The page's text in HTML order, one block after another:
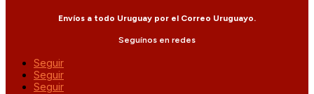
Envíos a todo Uruguay por el Correo Uruguayo.
Seguínos en redes
Seguir
Seguir
Seguir